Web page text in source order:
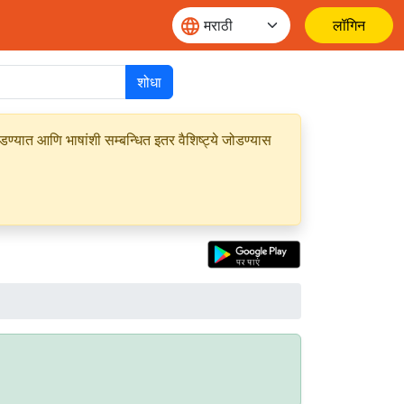
लॉगिन
शोधा
आणि भाषांशी सम्बन्धित इतर वैशिष्ट्ये जोडण्यास